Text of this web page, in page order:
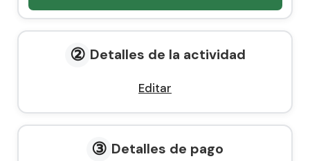
② Detalles de la actividad
Editar
③ Detalles de pago